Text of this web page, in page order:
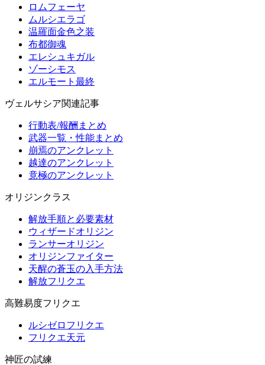
ロムフェーヤ
ムルシエラゴ
温羅面金色之装
布都御魂
エレシュキガル
ゾーシモス
エルモート最終
ヴェルサシア関連記事
行動表/報酬まとめ
武器一覧・性能まとめ
崩焉のアンクレット
越達のアンクレット
竟極のアンクレット
オリジンクラス
解放手順と必要素材
ウィザードオリジン
ランサーオリジン
オリジンファイター
天醒の蒼玉の入手方法
解放フリクエ
高難易度フリクエ
ルシゼロフリクエ
フリクエ天元
神匠の試練